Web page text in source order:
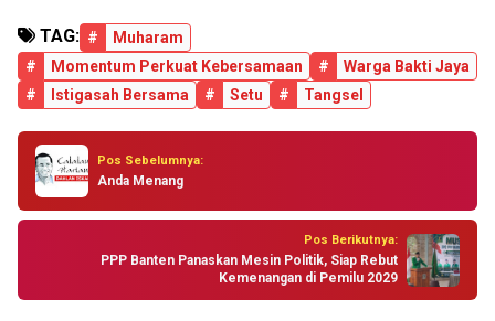
TAG: #
Muharam
#
Momentum Perkuat Kebersamaan #
Warga Bakti Jaya
#
Istigasah Bersama # Setu # Tangsel
Pos Sebelumnya:
Anda Menang
Pos Berikutnya:
PPP Banten Panaskan Mesin Politik, Siap Rebut
Kemenangan di Pemilu 2029